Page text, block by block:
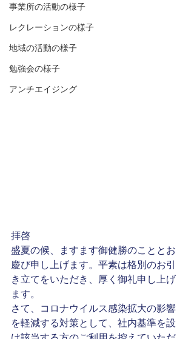
事業所の活動の様子
レクレーションの様子
地域の活動の様子
勉強会の様子
アンチエイジング
拝啓
盛夏の候、ますます御健勝のこととお
慶び申し上げます。平素は格別のお引
き立てをいただき、厚く御礼申し上げ
ます。
さて、コロナウイルス感染拡大の影響
を軽減する対策として、社内基準を設